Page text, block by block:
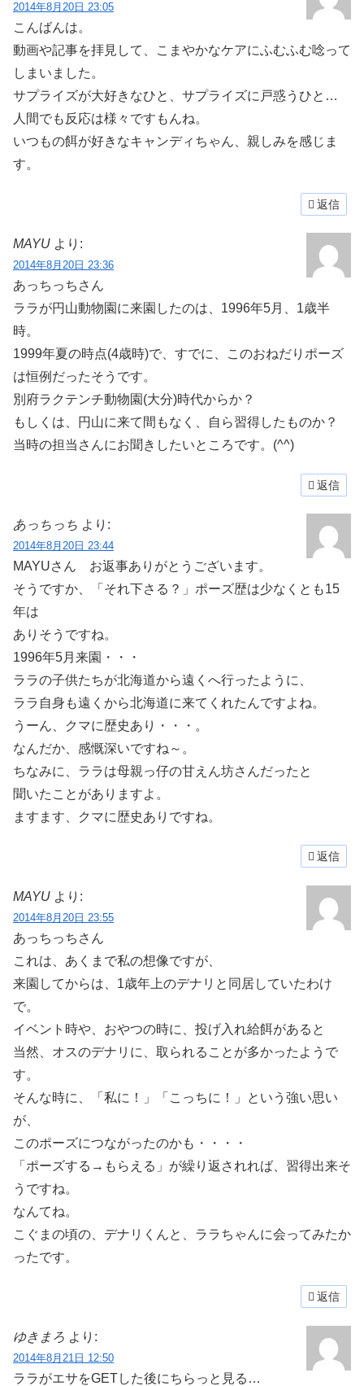
2014年8月20日 23:05
こんばんは。
動画や記事を拝見して、こまやかなケアにふむふむ唸って
しまいました。
サプライズが大好きなひと、サプライズに戸惑うひと…
人間でも反応は様々ですもんね。
いつもの餌が好きなキャンディちゃん、親しみを感じま
す。
返信
MAYU より:
2014年8月20日 23:36
あっちっちさん
ララが円山動物園に来園したのは、1996年5月、1歳半
時。
1999年夏の時点(4歳時)で、すでに、このおねだりポーズ
は恒例だったそうです。
別府ラクテンチ動物園(大分)時代からか？
もしくは、円山に来て間もなく、自ら習得したものか？
当時の担当さんにお聞きしたいところです。(^^)
返信
あっちっち より:
2014年8月20日 23:44
MAYUさん お返事ありがとうございます。
そうですか、「それ下さる？」ポーズ歴は少なくとも15
年は
ありそうですね。
1996年5月来園・・・
ララの子供たちが北海道から遠くへ行ったように、
ララ自身も遠くから北海道に来てくれたんですよね。
うーん、クマに歴史あり・・・。
なんだか、感慨深いですね～。
ちなみに、ララは母親っ仔の甘えん坊さんだったと
聞いたことがありますよ。
ますます、クマに歴史ありですね。
返信
MAYU より:
2014年8月20日 23:55
あっちっちさん
これは、あくまで私の想像ですが、
来園してからは、1歳年上のデナリと同居していたわけ
で。
イベント時や、おやつの時に、投げ入れ給餌があると
当然、オスのデナリに、取られることが多かったようで
す。
そんな時に、「私に！」「こっちに！」という強い思い
が、
このポーズにつながったのかも・・・・
「ポーズする→もらえる」が繰り返されれば、習得出来そ
うですね。
なんてね。
こぐまの頃の、デナリくんと、ララちゃんに会ってみたか
ったです。
返信
ゆきまろ より:
2014年8月21日 12:50
ララがエサをGETした後にちらっと見る…